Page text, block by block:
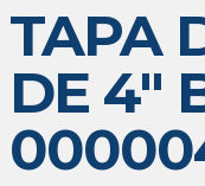
TAPA
DE 4″